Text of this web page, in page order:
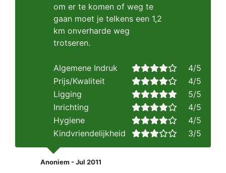
om er te komen of weg te
gaan moet je telkens een 1,2
km onverharde weg
trotseren.
Algemene Indruk
4/5
Prijs/Kwaliteit
4/5
Ligging
5/5
Inrichting
4/5
Hygiene
4/5
Kindvriendelijkheid
3/5
Anoniem - Jul 2011